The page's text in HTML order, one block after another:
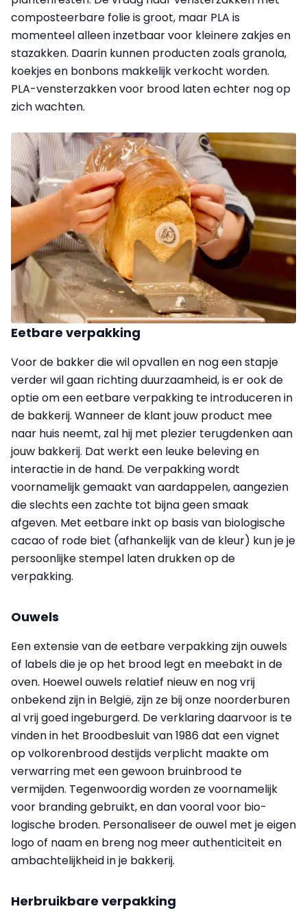
composteerbare folie is groot, maar PLA is
momenteel alleen inzetbaar voor kleinere zakjes en
stazakken. Daarin kunnen producten zoals granola,
koekjes en bonbons makkelijk verkocht worden.
PLA-vensterzakken voor brood laten echter nog op
zich wachten.
Eetbare verpakking
Voor de bakker die wil opvallen en nog een stapje
verder wil gaan richting duurzaamheid, is er ook de
optie om een eetbare verpakking te introduceren in
de bakkerij. Wanneer de klant jouw product mee
naar huis neemt, zal hij met plezier terugdenken aan
jouw bakkerij. Dat werkt een leuke beleving en
interactie in de hand. De verpakking wordt
voornamelijk gemaakt van aardappelen, aangezien
die slechts een zachte tot bijna geen smaak
afgeven. Met eetbare inkt op basis van bio­logische
cacao of rode biet (afhankelijk van de kleur) kun je je
persoonlijke stempel laten drukken op de
verpakking.
Ouwels
Een extensie van de eetbare verpakking zijn ouwels
of labels die je op het brood legt en meebakt in de
oven. Hoewel ouwels relatief nieuw en nog vrij
onbekend zijn in België, zijn ze bij onze noorderburen
al vrij goed inge­burgerd. De verklaring daarvoor is te
vinden in het Broodbesluit van 1986 dat een vignet
op volkorenbrood destijds verplicht maakte om
verwarring met een gewoon bruinbrood te
vermijden. Tegenwoordig worden ze voornamelijk
voor branding gebruikt, en dan vooral voor bio­
logische broden. Personaliseer de ouwel met je eigen
logo of naam en breng nog meer authenticiteit en
ambachtelijkheid in je bakkerij.
Herbruikbare verpakking